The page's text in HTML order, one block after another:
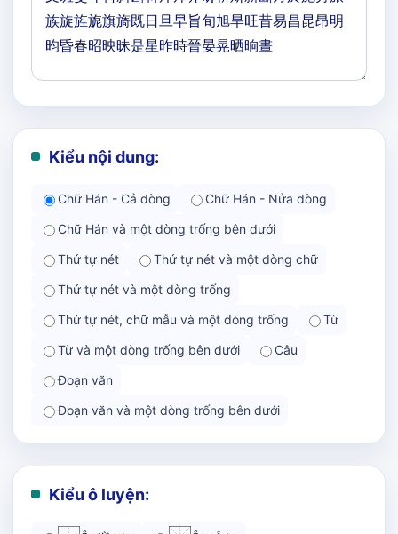
Kiểu nội dung:
Chữ Hán - Cả dòng
Chữ Hán - Nửa dòng
Chữ Hán và một dòng trống bên dưới
Thứ tự nét
Thứ tự nét và một dòng chữ
Thứ tự nét và một dòng trống
Thứ tự nét, chữ mẫu và một dòng trống
Từ
Từ và một dòng trống bên dưới
Câu
Đoạn văn
Đoạn văn và một dòng trống bên dưới
Kiểu ô luyện: